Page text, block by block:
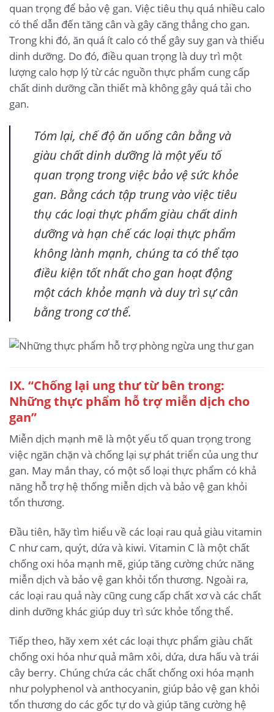
quan trọng để bảo vệ gan. Việc tiêu thụ quá nhiều calo
có thể dẫn đến tăng cân và gây căng thẳng cho gan.
Trong khi đó, ăn quá ít calo có thể gây suy gan và thiếu
dinh dưỡng. Do đó, điều quan trọng là duy trì một
lượng calo hợp lý từ các nguồn thực phẩm cung cấp
chất dinh dưỡng cần thiết mà không gây quá tải cho
gan.
Tóm lại, chế độ ăn uống cân bằng và
giàu chất dinh dưỡng là một yếu tố
quan trọng trong việc bảo vệ sức khỏe
gan. Bằng cách tập trung vào việc tiêu
thụ các loại thực phẩm giàu chất dinh
dưỡng và hạn chế các loại thực phẩm
không lành mạnh, chúng ta có thể tạo
điều kiện tốt nhất cho gan hoạt động
một cách khỏe mạnh và duy trì sự cân
bằng trong cơ thể.
IX. “Chống lại ung thư từ bên trong:
Những thực phẩm hỗ trợ miễn dịch cho
gan”
Miễn dịch mạnh mẽ là một yếu tố quan trọng trong
việc ngăn chặn và chống lại sự phát triển của ung thư
gan. May mắn thay, có một số loại thực phẩm có khả
năng hỗ trợ hệ thống miễn dịch và bảo vệ gan khỏi
tổn thương.
Đầu tiên, hãy tìm hiểu về các loại rau quả giàu vitamin
C như cam, quýt, dứa và kiwi. Vitamin C là một chất
chống oxi hóa mạnh mẽ, giúp tăng cường chức năng
miễn dịch và bảo vệ gan khỏi tổn thương. Ngoài ra,
các loại rau quả này cũng cung cấp chất xơ và các chất
dinh dưỡng khác giúp duy trì sức khỏe tổng thể.
Tiếp theo, hãy xem xét các loại thực phẩm giàu chất
chống oxi hóa như quả mâm xôi, dứa, dưa hấu và trái
cây berry. Chúng chứa các chất chống oxi hóa mạnh
như polyphenol và anthocyanin, giúp bảo vệ gan khỏi
tổn thương do các gốc tự do và giúp tăng cường hệ